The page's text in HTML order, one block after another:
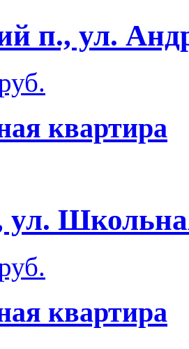
п., ул.
квартира
ул.
квартира